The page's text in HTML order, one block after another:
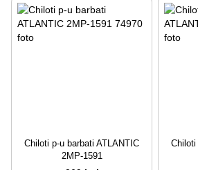
Chiloti p-u barbati ATLANTIC
2MP-1591
Chiloti